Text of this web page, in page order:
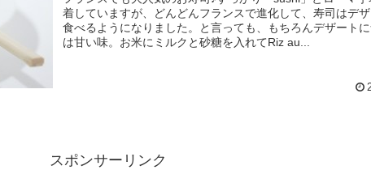
着していますが、どんどんフランスで進化して、寿司はデ
食べるようになりました。と言っても、もちろんデザート
は甘い味。お米にミルクと砂糖を入れてRiz au...
スポンサーリンク